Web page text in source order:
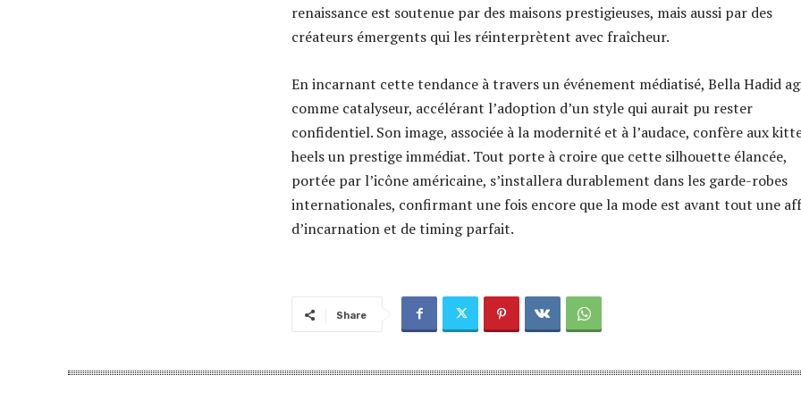
renaissance est soutenue par des maisons prestigieuses, mais aussi par des
créateurs émergents qui les réinterprètent avec fraîcheur.
En incarnant cette tendance à travers un événement médiatisé, Bella Hadid
comme catalyseur, accélérant l’adoption d’un style qui aurait pu rester
confidentiel. Son image, associée à la modernité et à l’audace, confère aux
heels un prestige immédiat. Tout porte à croire que cette silhouette élancée,
portée par l’icône américaine, s’installera durablement dans les garde-robes
internationales, confirmant une fois encore que la mode est avant tout une
d’incarnation et de timing parfait.
Share